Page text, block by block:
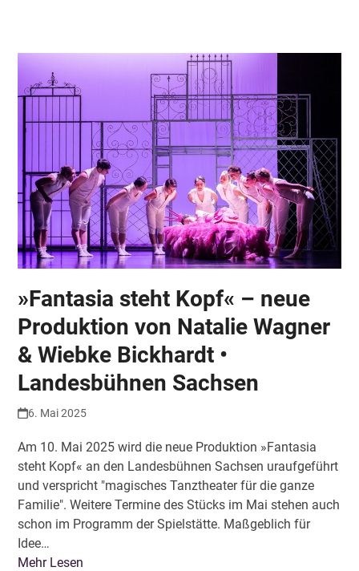
menu
menu
»Fantasia steht Kopf« – neue
Produktion von Natalie Wagner
& Wiebke Bickhardt •
Landesbühnen Sachsen
6. Mai 2025
Am 10. Mai 2025 wird die neue Produktion »Fantasia
steht Kopf« an den Landesbühnen Sachsen uraufgeführt
und verspricht "magisches Tanztheater für die ganze
Familie". Weitere Termine des Stücks im Mai stehen auch
schon im Programm der Spielstätte. Maßgeblich für
Idee…
Mehr Lesen